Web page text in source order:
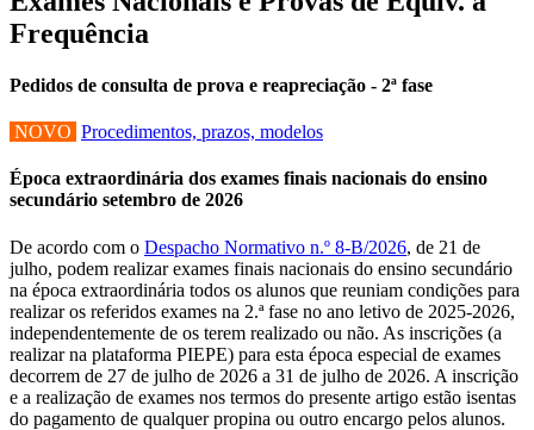
Frequência
Pedidos de consulta de prova e reapreciação - 2ª fase
NOVO Procedimentos, prazos, modelos
Época extraordinária dos exames finais nacionais do ensino
secundário setembro de 2026
De acordo com o Despacho Normativo n.º 8-B/2026, de 21 de
julho, podem realizar exames finais nacionais do ensino secundário
na época extraordinária todos os alunos que reuniam condições para
realizar os referidos exames na 2.ª fase no ano letivo de 2025-2026,
independentemente de os terem realizado ou não. As inscrições (a
realizar na plataforma PIEPE) para esta época especial de exames
decorrem de 27 de julho de 2026 a 31 de julho de 2026. A inscrição
e a realização de exames nos termos do presente artigo estão isentas
do pagamento de qualquer propina ou outro encargo pelos alunos.